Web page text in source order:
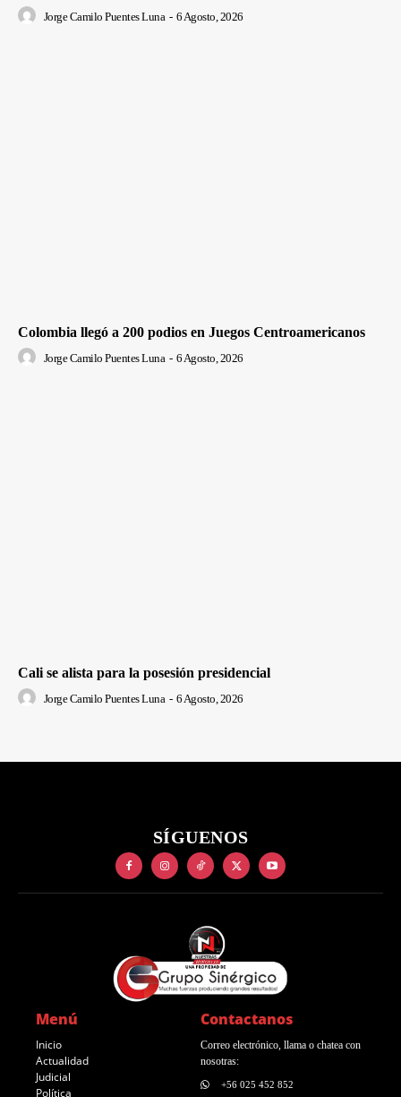
Jorge Camilo Puentes Luna - 6 Agosto, 2026
Colombia llegó a 200 podios en Juegos Centroamericanos
Jorge Camilo Puentes Luna - 6 Agosto, 2026
Cali se alista para la posesión presidencial
Jorge Camilo Puentes Luna - 6 Agosto, 2026
SÍGUENOS
Menú
Inicio
Actualidad
Judicial
Política
Contactanos
Correo electrónico, llama o chatea con
nosotras:
+56 025 452 852